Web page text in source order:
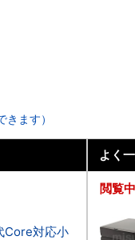
ます）
Core対応小
よく
閲覧